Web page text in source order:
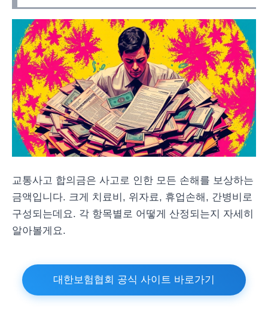
교통사고 합의금은 사고로 인한 모든 손해를 보상하는
금액입니다. 크게 치료비, 위자료, 휴업손해, 간병비로
구성되는데요. 각 항목별로 어떻게 산정되는지 자세히
알아볼게요.
대한보험협회 공식 사이트 바로가기